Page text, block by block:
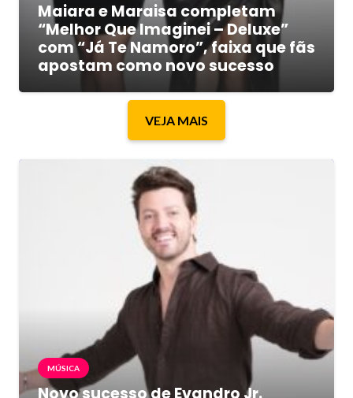
Maiara e Maraisa completam
“Melhor Que Imaginei – Deluxe”
com “Já Te Namoro”, faixa que fãs
apostam como novo sucesso
VEJA MAIS
MÚSICA